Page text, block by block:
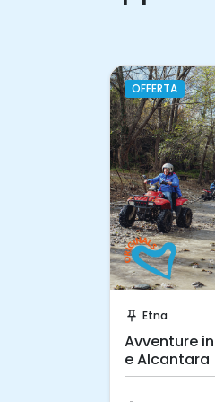
OFFERTA
push_pin Etna
Avventure
e Alcantara